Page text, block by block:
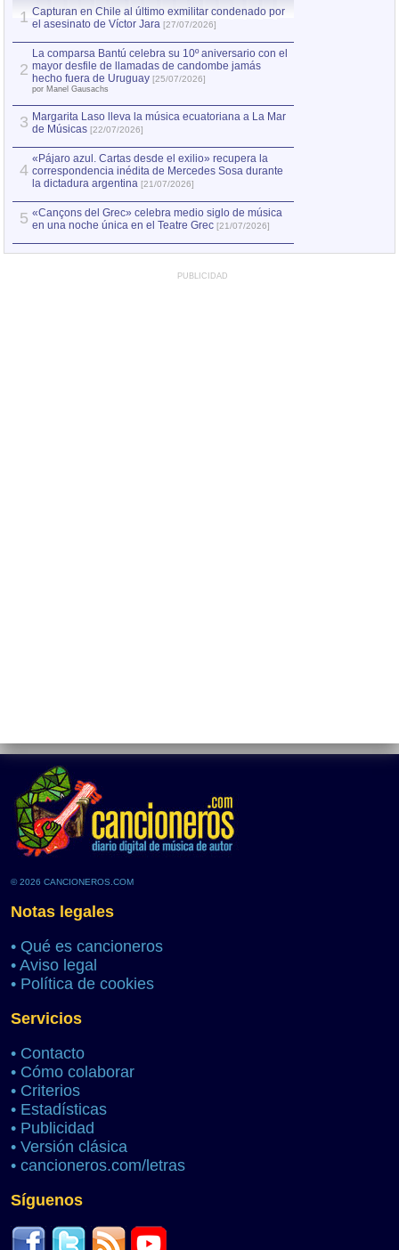
1 Capturan en Chile al último exmilitar condenado por
el asesinato de Víctor Jara [27/07/2026]
2
La comparsa Bantú celebra su 10º aniversario con el
mayor desfile de llamadas de candombe jamás
hecho fuera de Uruguay [25/07/2026]
por Manel Gausachs
3 Margarita Laso lleva la música ecuatoriana a La Mar
de Músicas [22/07/2026]
4
«Pájaro azul. Cartas desde el exilio» recupera la
correspondencia inédita de Mercedes Sosa durante
la dictadura argentina [21/07/2026]
5 «Cançons del Grec» celebra medio siglo de música
en una noche única en el Teatre Grec [21/07/2026]
PUBLICIDAD
© 2026 CANCIONEROS.COM
Notas legales
• Qué es cancioneros
• Aviso legal
• Política de cookies
Servicios
• Contacto
• Cómo colaborar
• Criterios
• Estadísticas
• Publicidad
• Versión clásica
• cancioneros.com/letras
Síguenos